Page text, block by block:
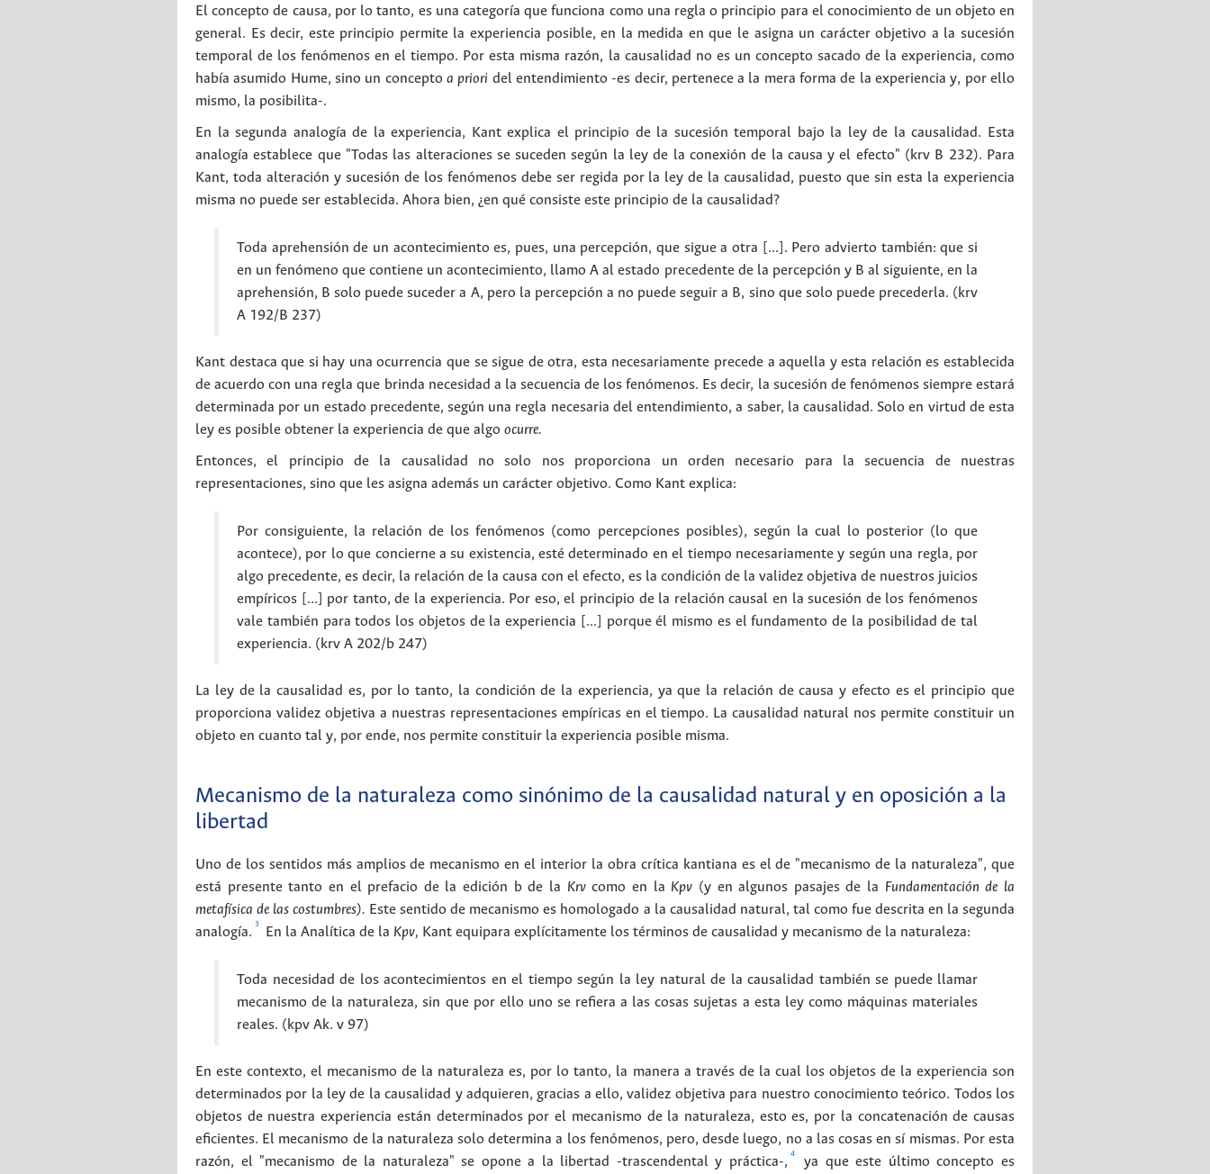
El concepto de causa, por lo tanto, es una categoría que funciona como una regla o principio para el conocimiento de un objeto en
general. Es decir, este principio permite la experiencia posible, en la medida en que le asigna un carácter objetivo a la sucesión
temporal de los fenómenos en el tiempo. Por esta misma razón, la causalidad no es un concepto sacado de la experiencia, como
había asumido Hume, sino un concepto a priori del entendimiento -es decir, pertenece a la mera forma de la experiencia y, por ello
mismo, la posibilita-.
En la segunda analogía de la experiencia, Kant explica el principio de la sucesión temporal bajo la ley de la causalidad. Esta
analogía establece que "Todas las alteraciones se suceden según la ley de la conexión de la causa y el efecto" (krv B 232). Para
Kant, toda alteración y sucesión de los fenómenos debe ser regida por la ley de la causalidad, puesto que sin esta la experiencia
misma no puede ser establecida. Ahora bien, ¿en qué consiste este principio de la causalidad?
Toda aprehensión de un acontecimiento es, pues, una percepción, que sigue a otra [...]. Pero advierto también: que si
en un fenómeno que contiene un acontecimiento, llamo A al estado precedente de la percepción y B al siguiente, en la
aprehensión, B solo puede suceder a A, pero la percepción a no puede seguir a B, sino que solo puede precederla. (krv
A 192/B 237)
Kant destaca que si hay una ocurrencia que se sigue de otra, esta necesariamente precede a aquella y esta relación es establecida
de acuerdo con una regla que brinda necesidad a la secuencia de los fenómenos. Es decir, la sucesión de fenómenos siempre estará
determinada por un estado precedente, según una regla necesaria del entendimiento, a saber, la causalidad. Solo en virtud de esta
ley es posible obtener la experiencia de que algo ocurre.
Entonces, el principio de la causalidad no solo nos proporciona un orden necesario para la secuencia de nuestras
representaciones, sino que les asigna además un carácter objetivo. Como Kant explica:
Por consiguiente, la relación de los fenómenos (como percepciones posibles), según la cual lo posterior (lo que
acontece), por lo que concierne a su existencia, esté determinado en el tiempo necesariamente y según una regla, por
algo precedente, es decir, la relación de la causa con el efecto, es la condición de la validez objetiva de nuestros juicios
empíricos [...] por tanto, de la experiencia. Por eso, el principio de la relación causal en la sucesión de los fenómenos
vale también para todos los objetos de la experiencia [...] porque él mismo es el fundamento de la posibilidad de tal
experiencia. (krv A 202/b 247)
La ley de la causalidad es, por lo tanto, la condición de la experiencia, ya que la relación de causa y efecto es el principio que
proporciona validez objetiva a nuestras representaciones empíricas en el tiempo. La causalidad natural nos permite constituir un
objeto en cuanto tal y, por ende, nos permite constituir la experiencia posible misma.
Mecanismo de la naturaleza como sinónimo de la causalidad natural y en oposición a la
libertad
Uno de los sentidos más amplios de mecanismo en el interior la obra crítica kantiana es el de "mecanismo de la naturaleza", que
está presente tanto en el prefacio de la edición b de la Krvcomo en la Kpv (y en algunos pasajes de la Fundamentación de la
metafísica de las costumbres). Este sentido de mecanismo es homologado a la causalidad natural, tal como fue descrita en la segunda
analogía.
3
En la Analítica de la Kpv, Kant equipara explícitamente los términos de causalidad y mecanismo de la naturaleza:
Toda necesidad de los acontecimientos en el tiempo según la ley natural de la causalidad también se puede llamar
mecanismo de la naturaleza, sin que por ello uno se refiera a las cosas sujetas a esta ley como máquinas materiales
reales. (kpv Ak. v 97)
En este contexto, el mecanismo de la naturaleza es, por lo tanto, la manera a través de la cual los objetos de la experiencia son
determinados por la ley de la causalidad y adquieren, gracias a ello, validez objetiva para nuestro conocimiento teórico. Todos los
objetos de nuestra experiencia están determinados por el mecanismo de la naturaleza, esto es, por la concatenación de causas
eficientes. El mecanismo de la naturaleza solo determina a los fenómenos, pero, desde luego, no a las cosas en sí mismas. Por esta
razón, el "mecanismo de la naturaleza" se opone a la libertad -trascendental y práctica-,
4
ya que este último concepto es